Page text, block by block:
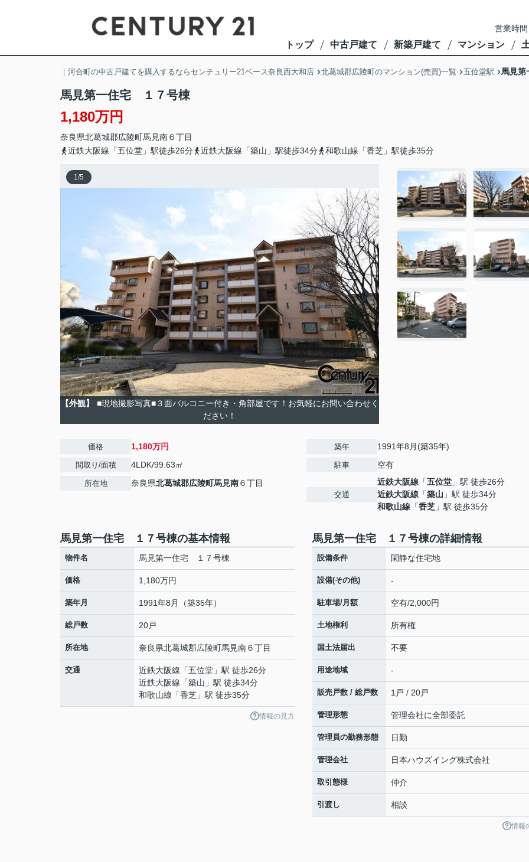
営業時
トップ 中古戸建て 新築戸建て マンション
｜河合町の中古戸建てを購入するならセンチュリー21ベース奈良西大和店 北葛城郡広陵町のマンション(売買)一覧 五位堂駅 馬見
馬見第一住宅 １７号棟
1,180万円
奈良県北葛城郡広陵町馬見南６丁目
近鉄大阪線「五位堂」駅徒歩26分
近鉄大阪線「築山」駅徒歩34分 和歌山線「香芝」駅徒歩35分
1/5
【外観】
■現地撮影写真■３面バルコニー付き・角部屋です！お気軽にお問い合わせく
ださい！
価格 1,180万円
間取り/面積 4LDK/99.63㎡
所在地 奈良県北葛城郡広陵町馬見南６丁目
築年 1991年8月(築35年)
駐車 空有
交通
近鉄大阪線 「五位堂 」駅 徒歩26分
近鉄大阪線 「築山 」駅 徒歩34分
和歌山線 「香芝 」駅 徒歩35分
馬見第一住宅 １７号棟の基本情報
物件名 馬見第一住宅 １７号棟
価格 1,180万円
築年月 1991年8月（築35年）
総戸数 20戸
所在地 奈良県北葛城郡広陵町馬見南６丁目
交通 近鉄大阪線 「五位堂 」駅 徒歩26分
近鉄大阪線 「築山 」駅 徒歩34分
和歌山線 「香芝 」駅 徒歩35分
情報の見方
馬見第一住宅 １７号棟の詳細情報
設備条件 閑静な住宅地
設備(その他) -
駐車場/月額 空有/2,000円
土地権利 所有権
国土法届出 不要
用途地域 -
販売戸数 / 総戸数 1戸 / 20戸
管理形態 管理会社に全部委託
管理員の勤務形態 日勤
管理会社 日本ハウズイング株式会社
取引態様 仲介
引渡し 相談
情報